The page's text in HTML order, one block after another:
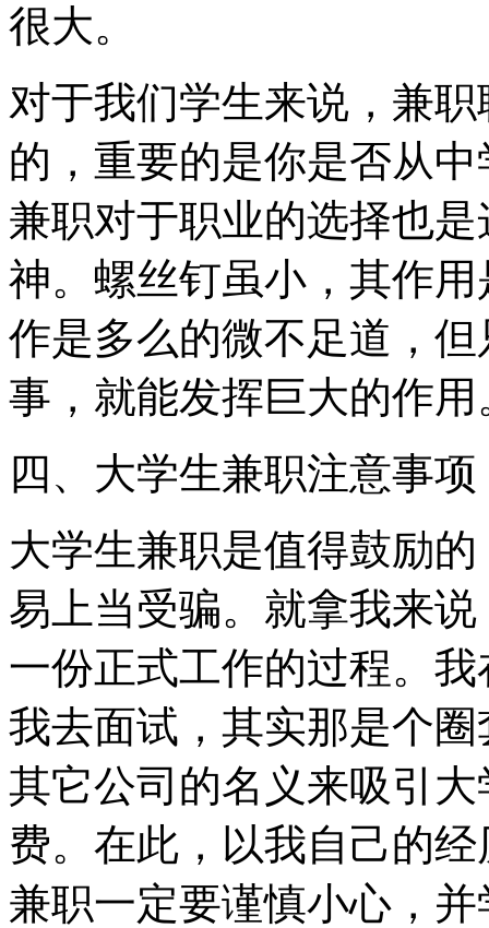
很大。
对于我们学生来说，兼
的，重要的是你是否从
兼职对于职业的选择也
神。螺丝钉虽小，其作
作是多么的微不足道，
事，就能发挥巨大的作用
四、大学生兼职注意事项
大学生兼职是值得鼓励
易上当受骗。就拿我来
一份正式工作的过程。
我去面试，其实那是个
其它公司的名义来吸引
费。在此，以我自己的
兼职一定要谨慎小心，